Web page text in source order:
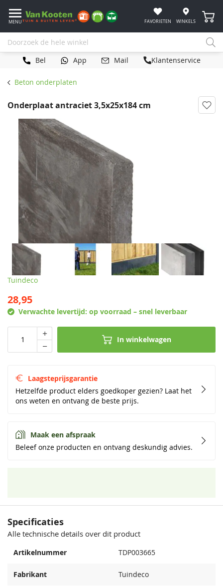
MENU FAVORIETEN WINKELS
Bel App Mail Klantenservice
Beton onderplaten
Onderplaat antraciet 3,5x25x184 cm
Tuindeco
28,95
Verwachte levertijd: op voorraad – snel leverbaar
In winkelwagen
Laagsteprijsgarantie
Hetzelfde product elders goedkoper gezien? Laat het
ons weten en ontvang de beste prijs.
Maak een afspraak
Beleef onze producten en ontvang deskundig advies.
Specificaties
Alle technische details over dit product
Artikelnummer TDP003665
Fabrikant Tuindeco